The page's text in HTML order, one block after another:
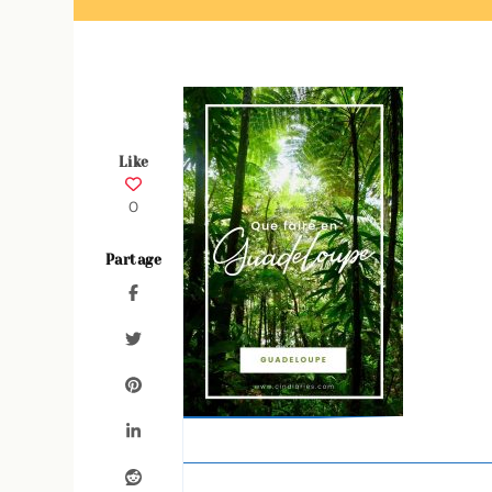
0
Like
Partage